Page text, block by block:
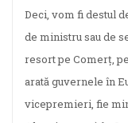
Deci, vom fi destul
de ministru sau de
resort pe Comerţ,
arată guvernele în
vicepremieri, fie